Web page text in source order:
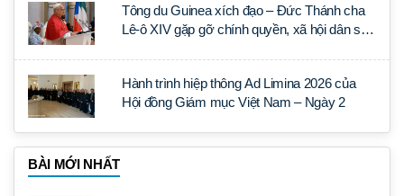
Tông du Guinea xích đạo – Đức Thánh cha
Lê-ô XIV gặp gỡ chính quyền, xã hội dân sự
Hành trình hiệp thông Ad Limina 2026 của
Hội đồng Giám mục Việt Nam – Ngày 2
BÀI MỚI NHẤT